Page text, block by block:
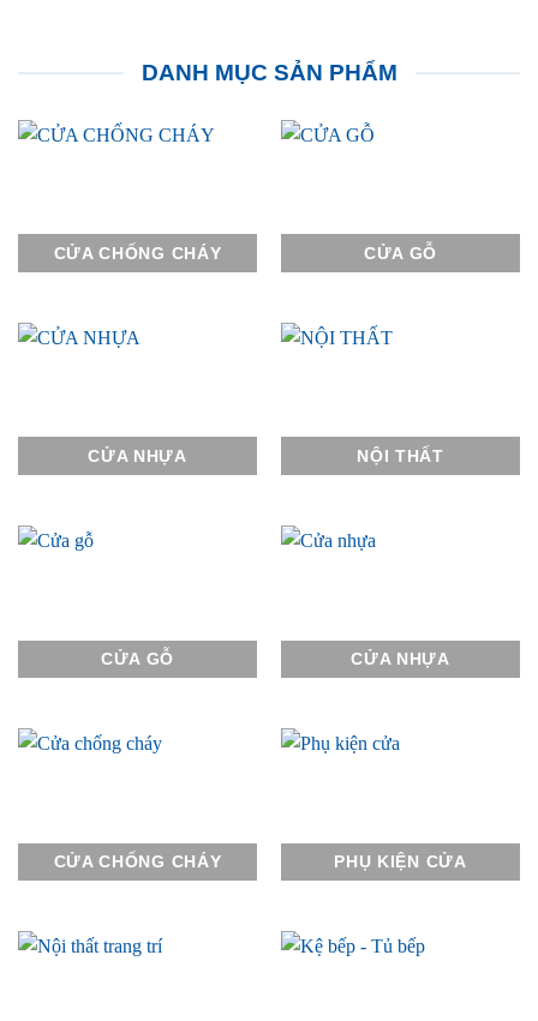
DANH MỤC SẢN PHẨM
CỬA CHỐNG CHÁY CỬA GỖ
CỬA NHỰA NỘI THẤT
CỬA GỖ CỬA NHỰA
CỬA CHỐNG CHÁY PHỤ KIỆN CỬA